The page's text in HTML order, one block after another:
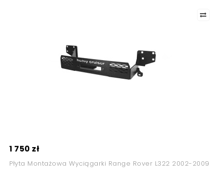
1 750 zł
Płyta Montażowa Wyciągarki Range Rover L322 2002-2009